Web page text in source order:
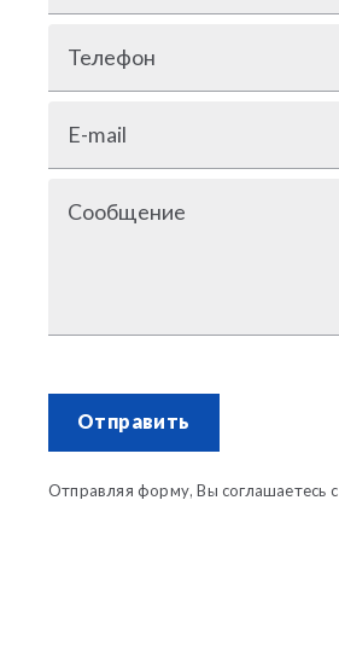
Телефон
E-mail
Сообщение
Отправить
Отправляя форму, Вы соглашаетесь с